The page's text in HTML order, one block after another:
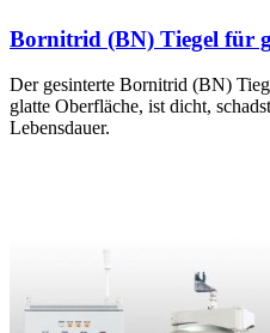
Bornitrid (BN) Tiegel für
Der gesinterte Bornitrid (BN)
glatte Oberfläche, ist dicht,
Lebensdauer.